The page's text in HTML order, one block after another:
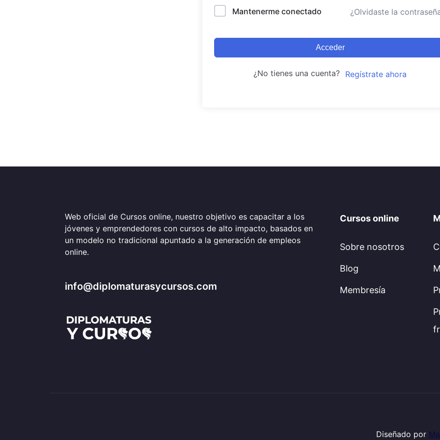
Mantenerme conectado ¿Olvidaste la
Acceder
¿No tienes una cuenta? Regístrate ahora
Web oficial de Cursos online, nuestro objetivo es capacitar a los
jóvenes y emprendedores con cursos de alto impacto, basados en
un modelo no tradicional apuntado a la generación de empleos
online.
info@diplomaturasycursos.com
Cursos online
Sobre nosotros
Blog
Membresía
Diseñado por